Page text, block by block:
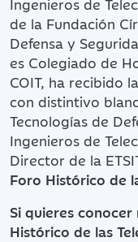
de la Fundación
Defensa y
es Colegiado de
COIT, ha recibido
con distintivo
Tecnologías de
Ingenieros de
Director de la
Foro Histórico de
Si quieres
Histórico de las